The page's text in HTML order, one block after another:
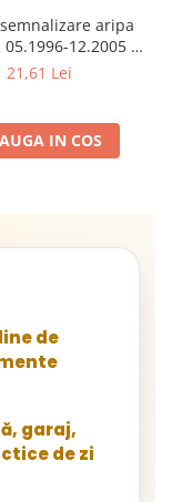
aripa
05.1996-12.2005 ;
Sprinter 1995-
Euroliner,
21,61 Lei
IN COS
de
garaj,
de zi